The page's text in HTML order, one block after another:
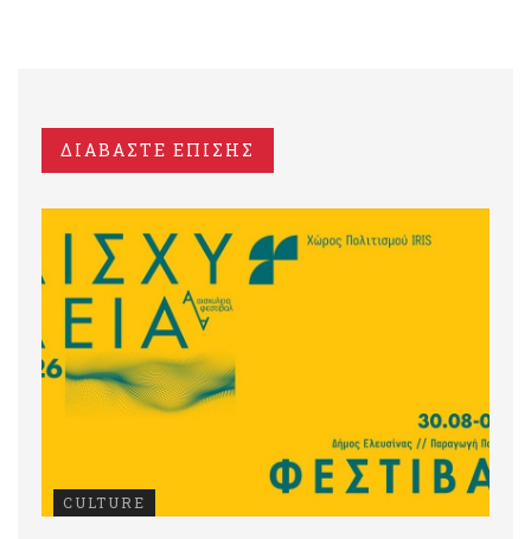
ΔΙΑΒΑΣΤΕ ΕΠΙΣΗΣ
CULTURE